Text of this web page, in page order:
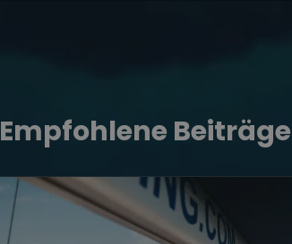
Empfohlene Beiträge